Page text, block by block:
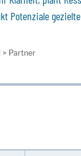
Potenziale
> Partner